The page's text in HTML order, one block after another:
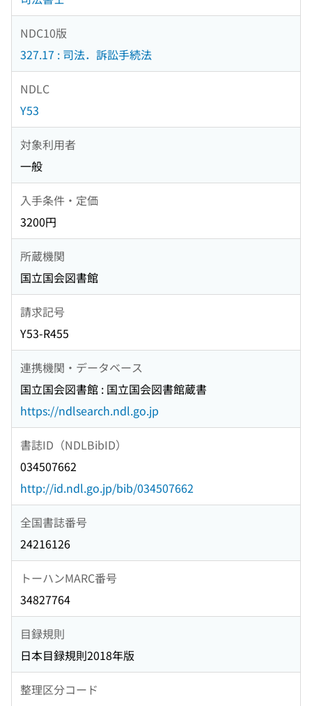
NDC10版
327.17 : 司法．訴訟手続法
NDLC
Y53
対象利用者
一般
入手条件・定価
3200円
所蔵機関
国立国会図書館
請求記号
Y53-R455
連携機関・データベース
国立国会図書館 : 国立国会図書館蔵書
https://ndlsearch.ndl.go.jp
書誌ID（NDLBibID）
034507662
http://id.ndl.go.jp/bib/034507662
全国書誌番号
24216126
トーハンMARC番号
34827764
目録規則
日本目録規則2018年版
整理区分コード